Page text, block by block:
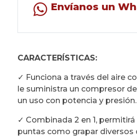
Envíanos un
CARACTERÍSTICAS:
✓ Funciona a través del aire
le suministra un compresor
un uso con potencia y presión.
✓ Combinada 2 en 1,
puntas como grapar diversos